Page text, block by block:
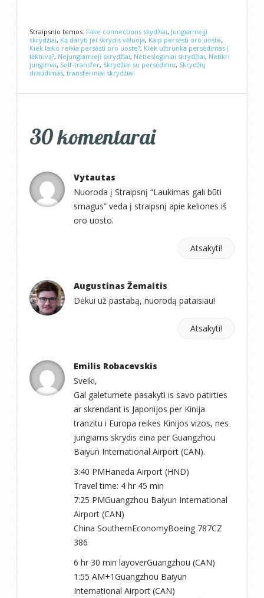
Straipsnio temos: Fake connections skydžiai, Jungiamiejji
skrydžiai, Ką daryti jei skrydis vėluoja, Kaip persėsti oro uoste,
Kiek laiko reikia persėsti oro uoste?, Kiek užtrunka persėdimas į
lėktuvą?, Nejungiamieji skrydžiai, Netiesioginiai skrydžiai, Netikri
jungimai, Self-transfer, Skrydžiai su persėdimu, Skrydžių
draudimas, transferiniai skrydžiai
30 komentarai
Vytautas
Nuoroda į Straipsnį “Laukimas gali būti
smagus” veda į straipsnį apie keliones iš
oro uosto.
Atsakyti!
Augustinas Žemaitis
Dėkui už pastabą, nuorodą pataisiau!
Atsakyti!
Emilis Robacevskis
Sveiki,
Gal galetumete pasakyti is savo patirties
ar skrendant is Japonijos per Kinija
tranzitu i Europa reikes Kinijos vizos, nes
jungiams skrydis eina per Guangzhou
Baiyun International Airport (CAN).
3:40 PMHaneda Airport (HND)
Travel time: 4 hr 45 min
7:25 PMGuangzhou Baiyun International
Airport (CAN)
China SouthernEconomyBoeing 787CZ
386
6 hr 30 min layoverGuangzhou (CAN)
1:55 AM+1Guangzhou Baiyun
International Airport (CAN)